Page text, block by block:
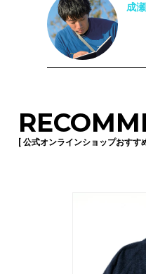
成
[ 公式オンラインショップおすす